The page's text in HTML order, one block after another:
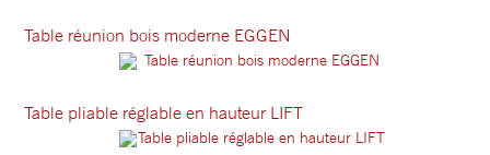
Table réunion bois moderne EGGEN
Table pliable réglable en hauteur LIFT